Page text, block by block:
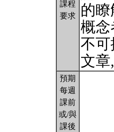
課程
要求
的
概
不
文
預期
每週
課前
或/與
課後